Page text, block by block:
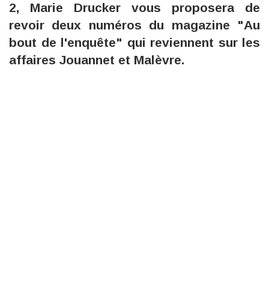
2, Marie Drucker vous proposera de
revoir deux numéros du magazine "Au
bout de l'enquête" qui reviennent sur les
affaires Jouannet et Malèvre.